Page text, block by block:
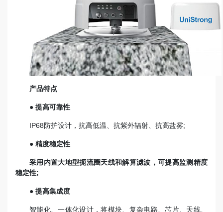
产品特点
● 提高可靠性
IP68防护设计，抗高低温、抗紫外辐射、抗高盐雾;
● 精度稳定性
采用内置大地型扼流圈天线和解算滤波，可提高监测精度
稳定性;
● 提高集成度
智能化、一体化设计，将模块、复杂电路、芯片、天线、